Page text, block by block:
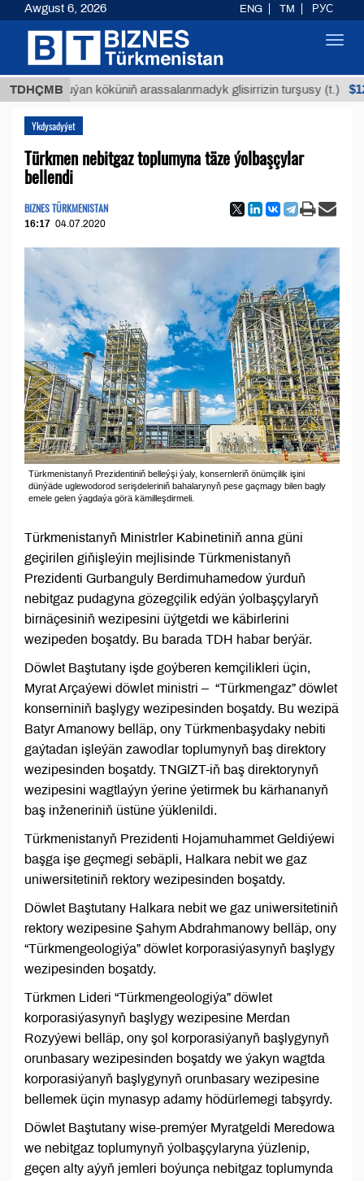
TDHÇMB
Buýan köküniň arassalanmadyk glisirrizin turşusy (t.) $12935,18
Ykdysadyýet
Türkmen nebitgaz toplumyna täze ýolbaşçylar
bellendi
BIZNES TÜRKMENISTAN
16:17 04.07.2020
Türkmenistanyň Prezidentiniň belleýşi ýaly, konsernleriň önümçilik işini
dünýäde uglewodorod serişdeleriniň bahalarynyň pese gaçmagy bilen bagly
emele gelen ýagdaýa görä kämilleşdirmeli.
Türkmenistanyň Ministrler Kabinetiniň anna güni
geçirilen giňişleýin mejlisinde Türkmenistanyň
Prezidenti Gurbanguly Berdimuhamedow ýurduň
nebitgaz pudagyna gözegçilik edýän ýolbaşçylaryň
birnäçesiniň wezipesini üýtgetdi we käbirlerini
wezipeden boşatdy. Bu barada TDH habar berýär.
Döwlet Baştutany işde goýberen kemçilikleri üçin,
Myrat Arçaýewi döwlet ministri ­– “Türkmengaz” döwlet
konserniniň başlygy wezipesinden boşatdy. Bu wezipä
Batyr Amanowy belläp, ony Türkmenbaşydaky nebiti
gaýtadan işleýän zawodlar toplumynyň baş direktory
wezipesinden boşatdy. TNGIZT-iň baş direktorynyň
wezipesini wagtlaýyn ýerine ýetirmek bu kärhananyň
baş inženeriniň üstüne ýüklenildi.
Türkmenistanyň Prezidenti Hojamuhammet Geldiýewi
başga işe geçmegi sebäpli, Halkara nebit we gaz
uniwersitetiniň rektory wezipesinden boşatdy.
Döwlet Baştutany Halkara nebit we gaz uniwersitetiniň
rektory wezipesine Şahym Abdrahmanowy belläp, ony
“Türkmengeologiýa” döwlet korporasiýasynyň başlygy
wezipesinden boşatdy.
Türkmen Lideri “Türkmengeologiýa” döwlet
korporasiýasynyň başlygy wezipesine Merdan
Rozyýewi belläp, ony şol korporasiýanyň başlygynyň
orunbasary wezipesinden boşatdy we ýakyn wagtda
korporasiýanyň başlygynyň orunbasary wezipesine
bellemek üçin mynasyp adamy hödürlemegi tabşyrdy.
Döwlet Baştutany wise-premýer Myratgeldi Meredowa
we nebitgaz toplumynyň ýolbaşçylaryna ýüzlenip,
geçen alty aýyň jemleri boýunça nebitgaz toplumynda
Awgust 6, 2026 ENG TM РУС